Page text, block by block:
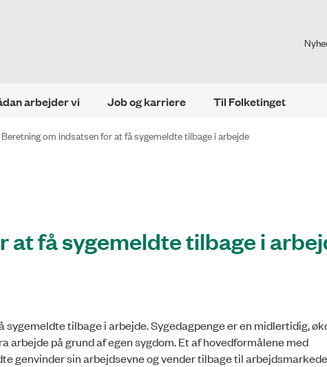
arbejder vi Job og karriere Til Folketinget
Beretning om indsatsen for at få sygemeldte tilbage i arbejde
at få sygemeldte tilbage i
tilbage i arbejde. Sygedagpenge er en midlertidig,
på grund af egen sygdom. Et af hovedformålene med
genvinder sin arbejdsevne og vender tilbage til